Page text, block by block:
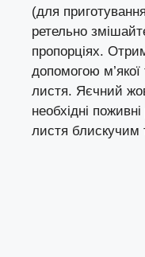
(для
ретельно
пропорціях.
допомогою м’якої
листя. Яєчний
необхідні
листя блискучим